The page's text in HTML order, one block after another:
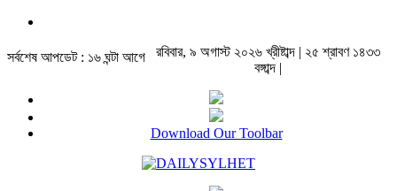
সর্বশেষ আপডেট : ১৬ ঘন্টা আগে
রবিবার, ৯ অগাস্ট ২০২৬ খ্রীষ্টাব্দ | ২৫ শ্রাবণ ১৪৩৩
বঙ্গাব্দ |
Download Our Toolbar